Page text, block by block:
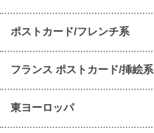
ポストカード/フレンチ系
フランス ポストカード/挿絵系
東ヨーロッパ